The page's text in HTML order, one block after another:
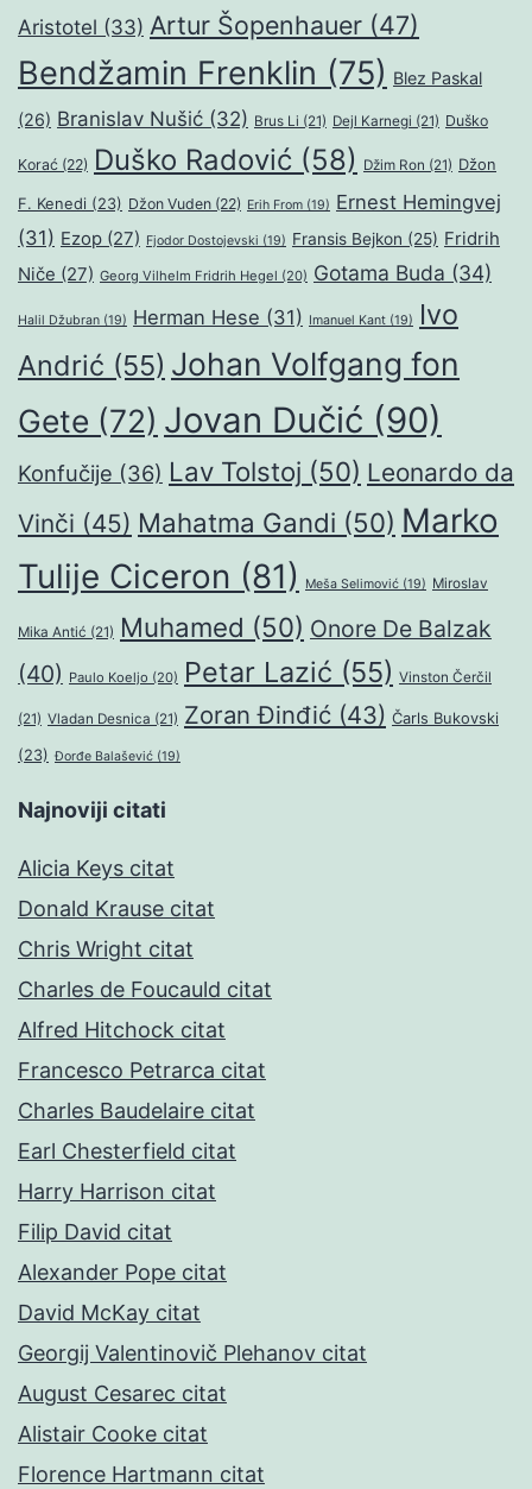
Aristotel (33) Artur Šopenhauer (47)
Bendžamin Frenklin (75) Blez Paskal
(26) Branislav Nušić (32) Brus Li (21) Dejl Karnegi (21) Duško
Korać (22) Duško Radović (58) Džim Ron (21) Džon
F. Kenedi (23) Džon Vuden (22) Erih From (19) Ernest Hemingvej
(31) Ezop (27) Fjodor Dostojevski (19) Fransis Bejkon (25) Fridrih
Niče (27) Georg Vilhelm Fridrih Hegel (20) Gotama Buda (34)
Halil Džubran (19) Herman Hese (31) Imanuel Kant (19)
Ivo
Andrić (55) Johan Volfgang fon
Gete (72) Jovan Dučić (90)
Konfučije (36) Lav Tolstoj (50) Leonardo da
Vinči (45) Mahatma Gandi (50) Marko
Tulije Ciceron (81) Meša Selimović (19) Miroslav
Mika Antić (21) Muhamed (50) Onore De Balzak
(40) Paulo Koeljo (20) Petar Lazić (55) Vinston Čerčil
(21) Vladan Desnica (21) Zoran Đinđić (43) Čarls Bukovski
(23) Đorđe Balašević (19)
Najnoviji citati
Alicia Keys citat
Donald Krause citat
Chris Wright citat
Charles de Foucauld citat
Alfred Hitchock citat
Francesco Petrarca citat
Charles Baudelaire citat
Earl Chesterfield citat
Harry Harrison citat
Filip David citat
Alexander Pope citat
David McKay citat
Georgij Valentinovič Plehanov citat
August Cesarec citat
Alistair Cooke citat
Florence Hartmann citat